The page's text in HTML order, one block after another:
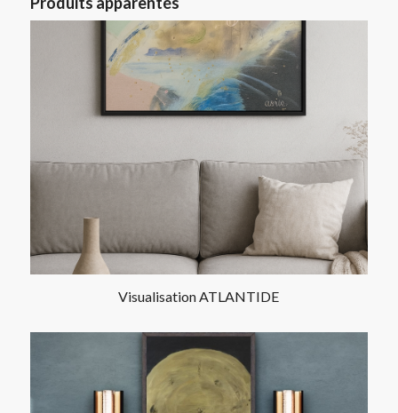
Visualisation ATLANTIDE